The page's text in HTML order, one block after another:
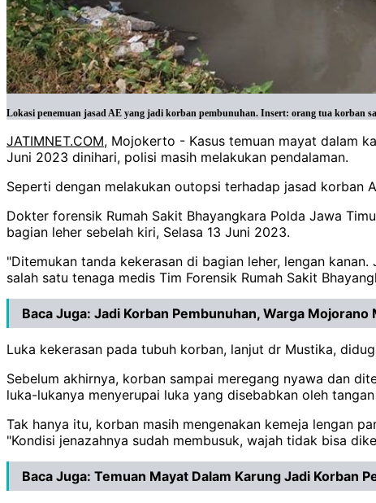
Lokasi penemuan jasad AE yang jadi korban pembunuhan. Insert: orang tua korban
JATIMNET.COM, Mojokerto - Kasus temuan mayat dalam
Juni 2023 dinihari, polisi masih melakukan pendalaman.
Seperti dengan melakukan outopsi terhadap jasad korban
Dokter forensik Rumah Sakit Bhayangkara Polda Jawa
bagian leher sebelah kiri, Selasa 13 Juni 2023.
"Ditemukan tanda kekerasan di bagian leher, lengan
salah satu tenaga medis Tim Forensik Rumah Sakit
Baca Juga: Jadi Korban Pembunuhan, Warga
Luka kekerasan pada tubuh korban, lanjut dr Mustika,
Sebelum akhirnya, korban sampai meregang nyawa dan
luka-lukanya menyerupai luka yang disebabkan oleh
Tak hanya itu, korban masih mengenakan kemeja lengan
"Kondisi jenazahnya sudah membusuk, wajah tidak bisa
Baca Juga: Temuan Mayat Dalam Karung Jadi Korban